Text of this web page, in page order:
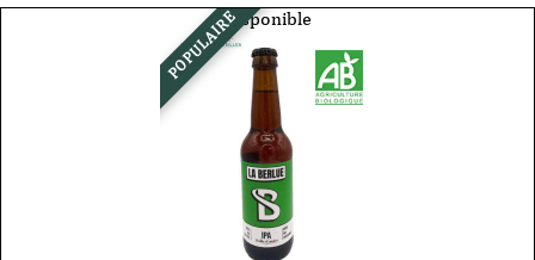
Berlue
POPULAIREDisponible